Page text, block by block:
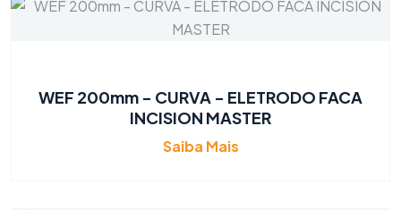
WEF 200mm - CURVA - ELETRODO FACA
INCISION MASTER
Saiba Mais